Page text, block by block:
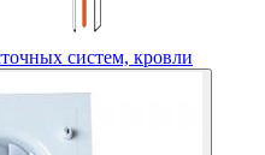
систем, кровли